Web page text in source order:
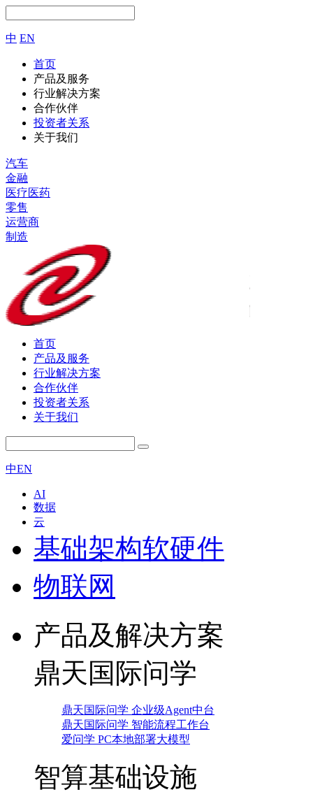
中 EN
首页
产品及服务
行业解决方案
合作伙伴
投资者关系
关于我们
汽车
金融
医疗医药
零售
运营商
制造
首页
产品及服务
行业解决方案
合作伙伴
投资者关系
关于我们
中EN
AI
数据
云
基础架构软硬件
物联网
产品及解决方案
鼎天国际问学
鼎天国际问学 企业级Agent中台
鼎天国际问学 智能流程工作台
爱问学 PC本地部署大模型
智算基础设施